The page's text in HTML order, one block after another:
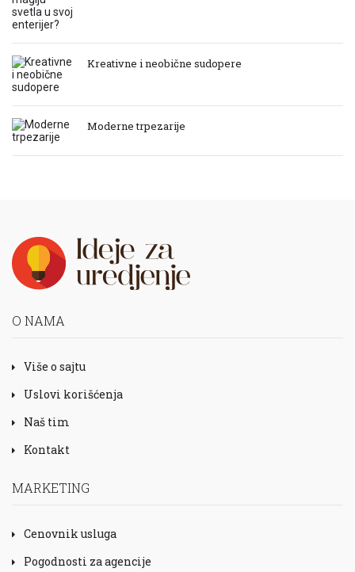
Kreativne i neobične sudopere
Moderne trpezarije
O NAMA
Više o sajtu
Uslovi korišćenja
Naš tim
Kontakt
MARKETING
Cenovnik usluga
Pogodnosti za agencije